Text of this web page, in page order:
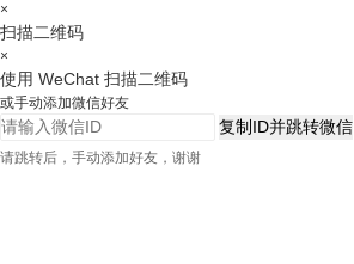
×
扫描二维码
×
使用 WeChat 扫描二维码
或手动添加微信好友
复制ID并跳转微信
请跳转后，手动添加好友，谢谢